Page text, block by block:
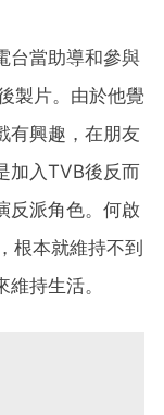
台當助導和參與
製片。由於他覺
有興趣，在朋友
加入TVB後反而
反派角色。何啟
根本就維持不到
持生活。